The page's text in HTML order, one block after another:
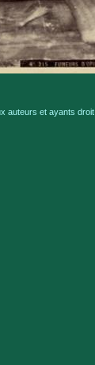
auteurs et ayants droit